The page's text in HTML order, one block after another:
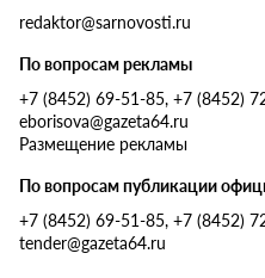
redaktor@sarnovosti.ru
По вопросам рекламы
+7 (8452) 69-51-85, +7 (8452)
eborisova@gazeta64.ru
Размещение рекламы
По вопросам публикации
+7 (8452) 69-51-85, +7 (8452)
tender@gazeta64.ru